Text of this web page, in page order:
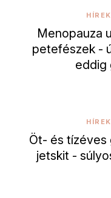
Menopauza
petefészek -
eddig
Öt- és
jetskit -